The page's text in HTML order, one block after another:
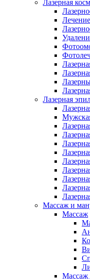
Лазерная
Лазерная
Массаж и
Массаж
Массаж